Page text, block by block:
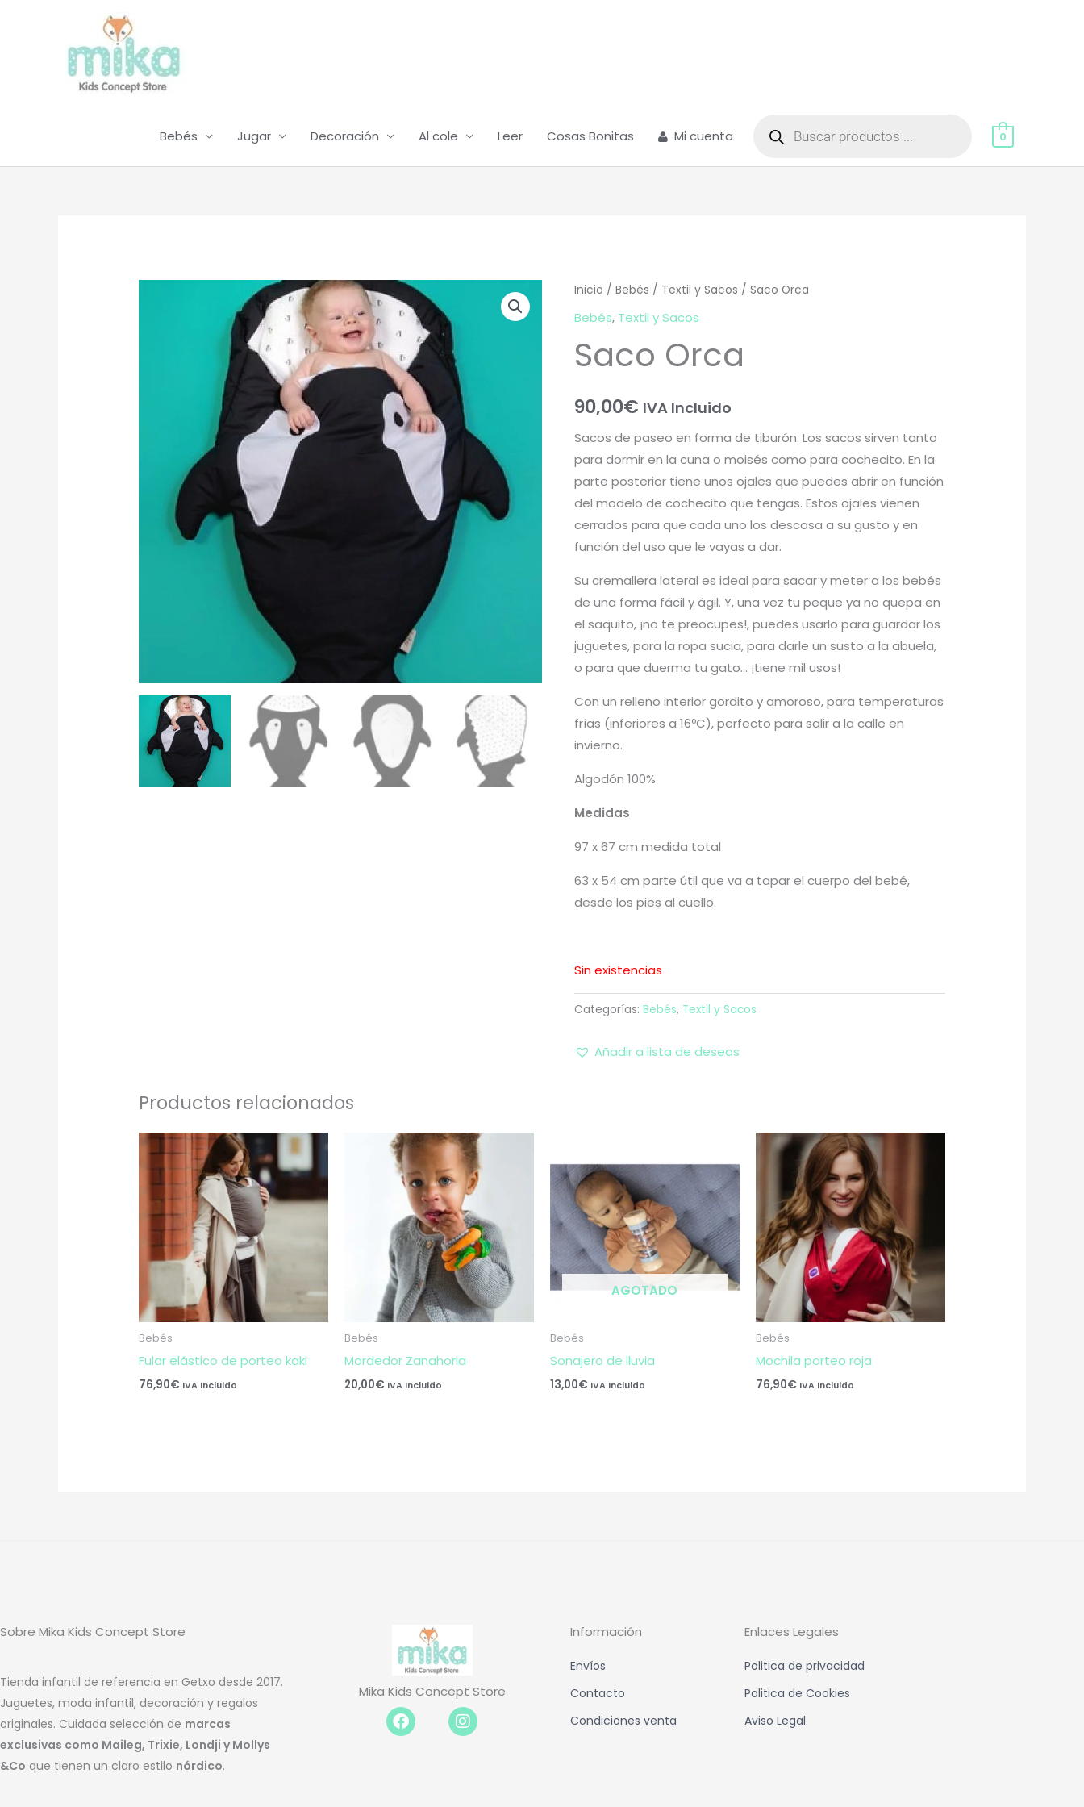
Bebés Jugar Decoración Al cole Leer Cosas Bonitas Mi cuenta productos 0
Inicio / Bebés / Textil y Sacos / Saco Orca
Bebés, Textil y Sacos
Saco Orca
90,00€ IVA Incluido
Sacos de paseo en forma de tiburón. Los sacos sirven tanto
para dormir en la cuna o moisés como para cochecito. En la
parte posterior tiene unos ojales que puedes abrir en función
del modelo de cochecito que tengas. Estos ojales vienen
cerrados para que cada uno los descosa a su gusto y en
función del uso que le vayas a dar.
Su cremallera lateral es ideal para sacar y meter a los bebés
de una forma fácil y ágil. Y, una vez tu peque ya no quepa en
el saquito, ¡no te preocupes!, puedes usarlo para guardar los
juguetes, para la ropa sucia, para darle un susto a la abuela,
o para que duerma tu gato… ¡tiene mil usos!
Con un relleno interior gordito y amoroso, para temperaturas
frías (inferiores a 16ºC), perfecto para salir a la calle en
invierno.
Algodón 100%
Medidas
97 x 67 cm medida total
63 x 54 cm parte útil que va a tapar el cuerpo del bebé,
desde los pies al cuello.
Sin existencias
Categorías: Bebés, Textil y Sacos
Añadir a lista de deseos
Productos relacionados
Bebés
Fular elástico de porteo kaki
76,90€ IVA Incluido
Bebés
Mordedor Zanahoria
20,00€ IVA Incluido
AGOTADO
Bebés
Sonajero de lluvia
13,00€ IVA Incluido
Bebés
Mochila porteo roja
76,90€ IVA Incluido
Sobre Mika Kids Concept Store
Tienda infantil de referencia en Getxo desde 2017.
Juguetes, moda infantil, decoración y regalos
originales. Cuidada selección de marcas
exclusivas como Maileg, Trixie, Londji y Mollys
&Co que tienen un claro estilo nórdico.
Mika Kids Concept Store
Facebook-
f
Instagram
Información
Envíos
Contacto
Condiciones venta
Enlaces Legales
Politica de privacidad
Politica de Cookies
Aviso Legal